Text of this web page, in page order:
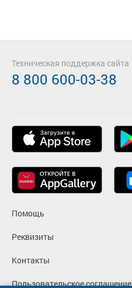
Помощь
Реквизиты
Контакты
Пользовательское соглашение
Техническая поддержка сайта
8 800 600-03-38